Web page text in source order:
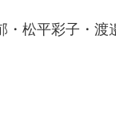
・松平彩子・渡